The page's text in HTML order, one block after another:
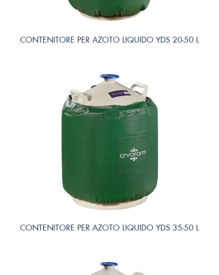
CONTENITORE PER AZOTO LIQUIDO YDS 20-50 L
CONTENITORE PER AZOTO LIQUIDO YDS 35-50 L